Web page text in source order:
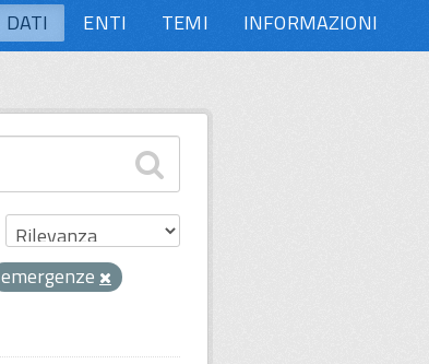
DATI ENTI TEMI INFORMAZIONI
emergenze